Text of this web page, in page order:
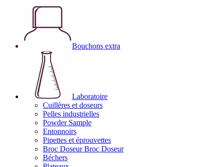
Bouchons extra
Laboratoire
Cuillères et doseurs
Pelles industrielles
Powder Sample
Entonnoirs
Pipettes et éprouvettes
Broc Doseur Broc Doseur
Béchers